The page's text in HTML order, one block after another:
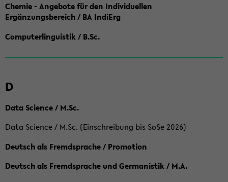
Chemie - Angebote für den Individuellen
Ergänzungsbereich / BA IndiErg
Computerlinguistik / B.Sc.
D
Data Science / M.Sc.
Data Science / M.Sc. (Einschreibung bis SoSe 2026)
Deutsch als Fremdsprache / Promotion
Deutsch als Fremdsprache und Germanistik / M.A.